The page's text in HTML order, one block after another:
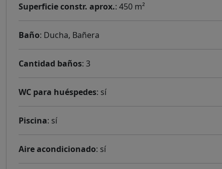
Superficie constr. aprox.: 450 m²
Baño: Ducha, Bañera
Cantidad baños: 3
WC para huéspedes: sí
Piscina: sí
Aire acondicionado: sí